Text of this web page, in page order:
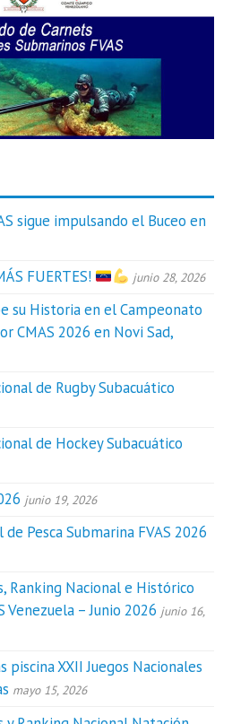
sigue impulsando el Buceo en
FUERTES! junio 28, 2026
su Historia en el Campeonato
CMAS 2026 en Novi Sad,
de Rugby Subacuático
de Hockey Subacuático
junio 19, 2026
Pesca Submarina FVAS 2026
Ranking Nacional e Histórico
Venezuela – Junio 2026 junio 16,
piscina XXII Juegos Nacionales
mayo 15, 2026